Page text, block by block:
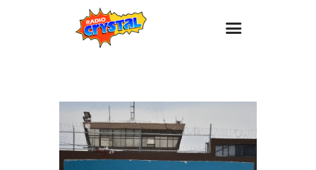
Estaciones
Eventos
Promociones